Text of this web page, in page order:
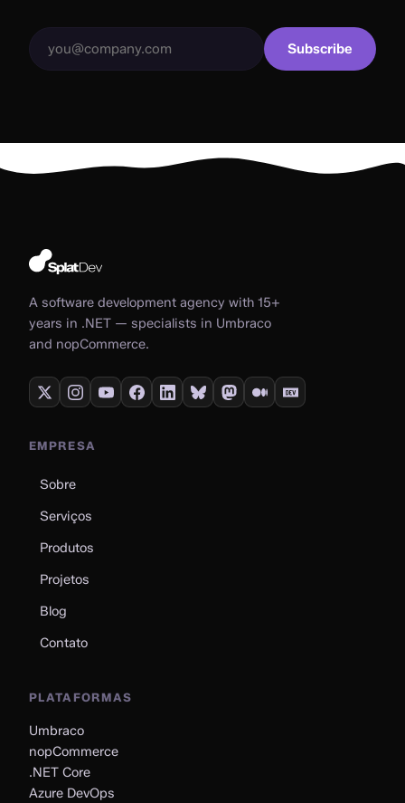
Subscribe
A software development agency with 15+
years in .NET — specialists in Umbraco
and nopCommerce.
EMPRESA
Sobre
Serviços
Produtos
Projetos
Blog
Contato
PLATAFORMAS
Umbraco
nopCommerce
.NET Core
Azure DevOps